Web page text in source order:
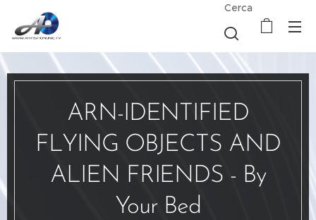
Cerca
ARN-IDENTIFIED
FLYING OBJECTS AND
ALIEN FRIENDS - By
Your Bed